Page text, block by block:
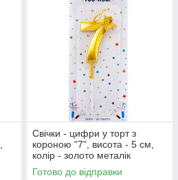
Свічки - цифри у торт з
короною "7", висота - 5 см,
колір - золото металік
Готово до відправки